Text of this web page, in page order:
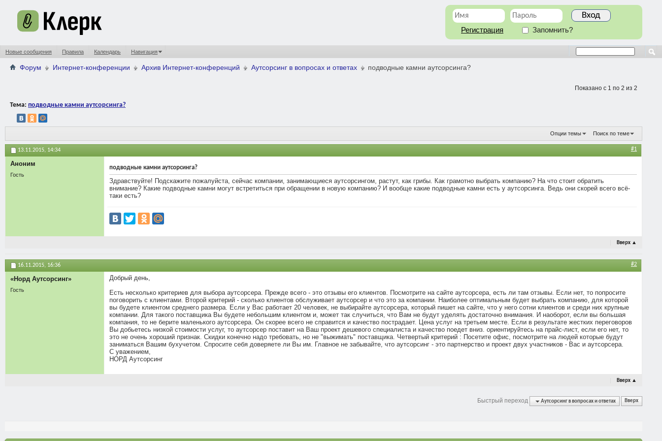
Регистрация Запомнить?
Новые сообщения Правила Календарь Навигация
Форум Интернет-конференции Архив Интернет-конференций Аутсорсинг в вопросах и ответах подводные камни аутсорсинга?
Показано с 1 по 2 из 2
Тема: подводные камни аутсорсинга?
Опции темы Поиск по теме
13.11.2015, 14:34 #1
Аноним
Гость
подводные камни аутсорсинга?
Здравствуйте! Подскажите пожалуйста, сейчас компании, занимающиеся аутсорсингом, растут, как грибы. Как грамотно выбрать компанию? На что стоит обратить
внимание? Какие подводные камни могут встретиться при обращении в новую компанию? И вообще какие подводные камни есть у аутсорсинга. Ведь они скорей всего всё-
таки есть?
Вверх ▲
16.11.2015, 16:36 #2
«Норд Аутсорсинг»
Гость
Добрый день,
Есть несколько критериев для выбора аутсорсера. Прежде всего - это отзывы его клиентов. Посмотрите на сайте аутсорсера, есть ли там отзывы. Если нет, то попросите
поговорить с клиентами. Второй критерий - сколько клиентов обслуживает аутсорсер и что это за компании. Наиболее оптимальным будет выбрать компанию, для которой
вы будете клиентом среднего размера. Если у Вас работает 20 человек, не выбирайте аутсорсера, который пишет на сайте, что у него сотни клиентов и среди них крупные
компании. Для такого поставщика Вы будете небольшим клиентом и, может так случиться, что Вам не будут уделять достаточно внимания. И наоборот, если вы большая
компания, то не берите маленького аутсорсера. Он скорее всего не справится и качество пострадает. Цена услуг на третьем месте. Если в результате жестких переговоров
Вы добьетесь низкой стоимости услуг, то аутсорсер поставит на Ваш проект дешевого специалиста и качество поедет вниз. ориентируйтесь на прайс-лист, если его нет, то
это не очень хороший признак. Скидки конечно надо требовать, но не "выжимать" поставщика. Четвертый критерий : Посетите офис, посмотрите на людей которые будут
заниматься Вашим бухучетом. Спросите себя доверяете ли Вы им. Главное не забывайте, что аутсорсинг - это партнерство и проект двух участников - Вас и аутсорсера.
С уважением,
НОРД Аутсорсинг
Вверх ▲
Быстрый переход Аутсорсинг в вопросах и ответах Вверх